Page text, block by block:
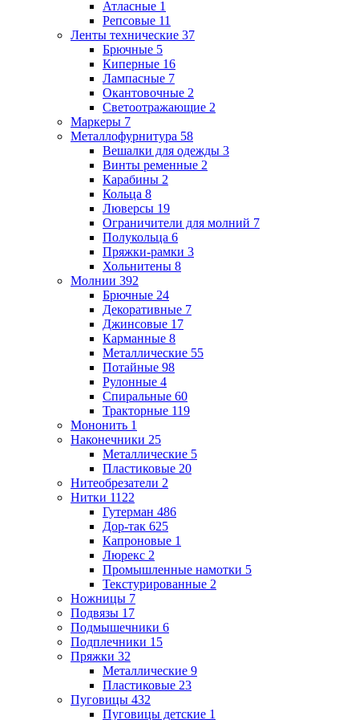
Атласные 1
Репсовые 11
Ленты технические 37
Брючные 5
Киперные 16
Лампасные 7
Окантовочные 2
Светоотражающие 2
Маркеры 7
Металлофурнитура 58
Вешалки для одежды 3
Винты ременные 2
Карабины 2
Кольца 8
Люверсы 19
Ограничители для молний 7
Полукольца 6
Пряжки-рамки 3
Хольнитены 8
Молнии 392
Брючные 24
Декоративные 7
Джинсовые 17
Карманные 8
Металлические 55
Потайные 98
Рулонные 4
Спиральные 60
Тракторные 119
Мононить 1
Наконечники 25
Металлические 5
Пластиковые 20
Нитеобрезатели 2
Нитки 1122
Гутерман 486
Дор-так 625
Капроновые 1
Люрекс 2
Промышленные намотки 5
Текстурированные 2
Ножницы 7
Подвязы 17
Подмышечники 6
Подплечники 15
Пряжки 32
Металлические 9
Пластиковые 23
Пуговицы 432
Пуговицы детские 1